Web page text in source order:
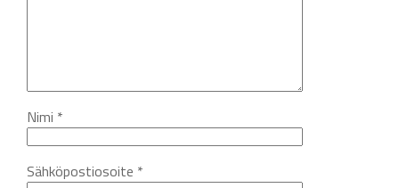
Nimi *
Sähköpostiosoite *